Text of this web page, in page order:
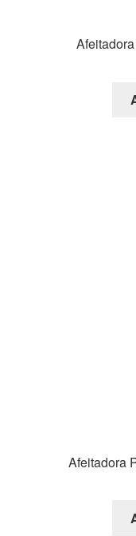
Afeitadora